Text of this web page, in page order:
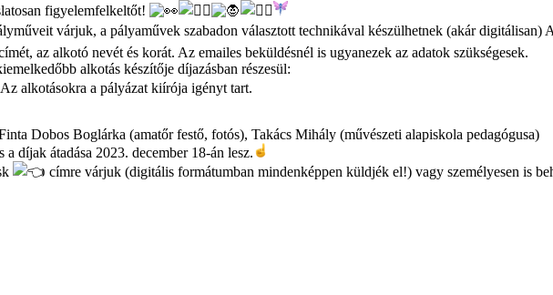
figyelemfelkeltőt!
várjuk, a pályaművek szabadon választott technikával készülhetnek (akár
az alkotó nevét és korát. Az emailes beküldésnél is ugyanezek az adatok szükségesek.
alkotás készítője díjazásban részesül:
alkotásokra a pályázat kiírója igényt tart.
Dobos Boglárka (amatőr festő, fotós), Takács Mihály (művészeti alapiskola pedagógusa)
díjak átadása 2023. december 18-án lesz.
címre várjuk (digitális formátumban mindenképpen küldjék el!) vagy személyesen is